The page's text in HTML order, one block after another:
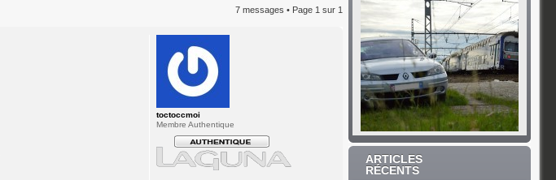
7 messages • Page 1 sur 1
toctoccmoi
Membre Authentique
ARTICLES
RÉCENTS